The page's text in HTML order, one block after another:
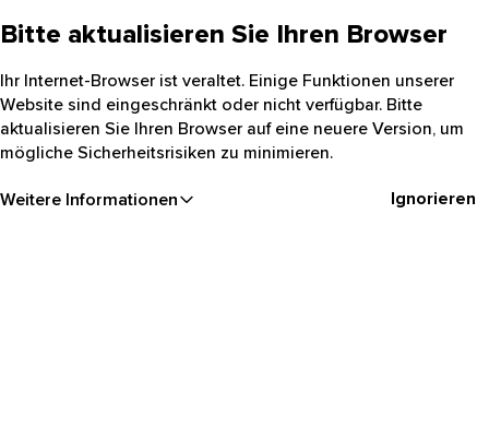
Bitte aktualisieren Sie Ihren Browser
Ihr Internet-Browser ist veraltet. Einige Funktionen unserer
Website sind eingeschränkt oder nicht verfügbar. Bitte
aktualisieren Sie Ihren Browser auf eine neuere Version, um
mögliche Sicherheitsrisiken zu minimieren.
Weitere Informationen Ignorieren